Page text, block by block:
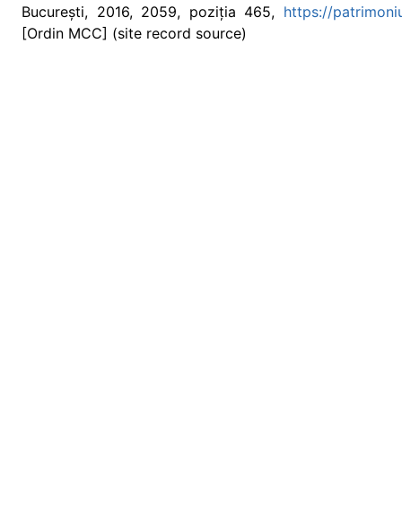
București, 2016, 2059, poziția 465, https://
[Ordin MCC] (site record source)